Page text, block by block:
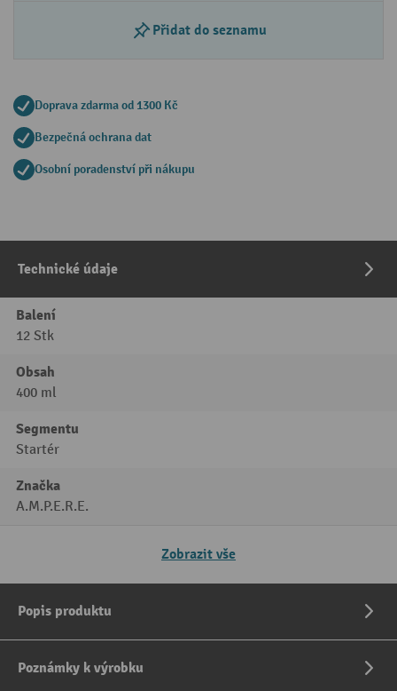
Přidat do seznamu
Doprava zdarma od 1300 Kč
Bezpečná ochrana dat
Osobní poradenství při nákupu
Technické údaje
Balení
12 Stk
Obsah
400 ml
Segmentu
Startér
Značka
A.M.P.E.R.E.
Zobrazit vše
Popis produktu
Poznámky k výrobku